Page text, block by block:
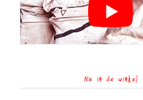
Nu in de winkel